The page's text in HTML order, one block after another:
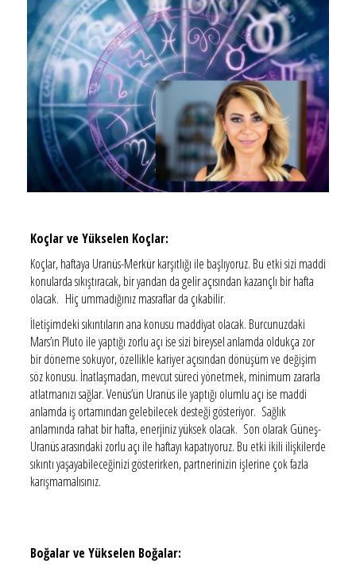
Koçlar ve Yükselen Koçlar:
Koçlar, haftaya Uranüs-Merkür karşıtlığı ile başlıyoruz. Bu etki sizi maddi
konularda sıkıştıracak, bir yandan da gelir açısından kazançlı bir hafta
olacak. Hiç ummadığınız masraflar da çıkabilir.
İletişimdeki sıkıntıların ana konusu maddiyat olacak. Burcunuzdaki
Mars’ın Pluto ile yaptığı zorlu açı ise sizi bireysel anlamda oldukça zor
bir döneme sokuyor, özellikle kariyer açısından dönüşüm ve değişim
söz konusu. İnatlaşmadan, mevcut süreci yönetmek, minimum zararla
atlatmanızı sağlar. Venüs’ün Uranüs ile yaptığı olumlu açı ise maddi
anlamda iş ortamından gelebilecek desteği gösteriyor. Sağlık
anlamında rahat bir hafta, enerjiniz yüksek olacak. Son olarak Güneş-
Uranüs arasındaki zorlu açı ile haftayı kapatıyoruz. Bu etki ikili ilişkilerde
sıkıntı yaşayabileceğinizi gösterirken, partnerinizin işlerine çok fazla
karışmamalısınız.
Boğalar ve Yükselen Boğalar: